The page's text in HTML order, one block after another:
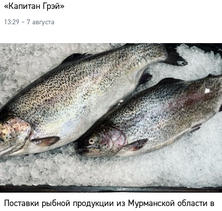
«Капитан Грэй»
13:29 – 7 августа
Поставки рыбной продукции из Мурманской области в